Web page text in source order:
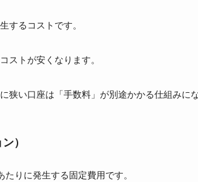
するコストです。
ストが安くなります。
狭い口座は「手数料」が別途かかる仕組みに
）
りに発生する固定費用です。